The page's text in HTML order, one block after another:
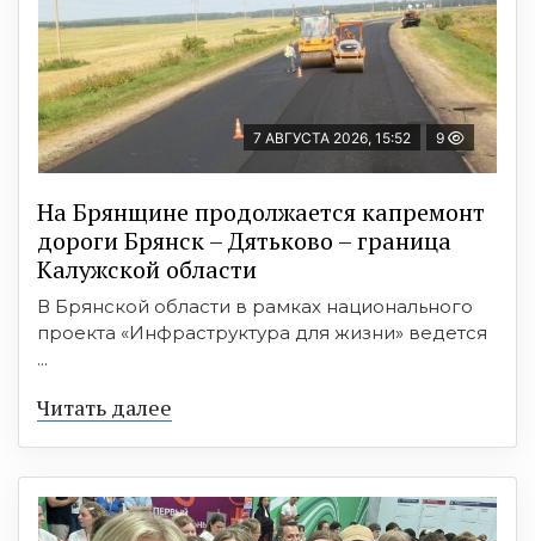
7 АВГУСТА 2026, 15:52 9
На Брянщине продолжается капремонт
дороги Брянск – Дятьково – граница
Калужской области
В Брянской области в рамках национального
проекта «Инфраструктура для жизни» ведется
...
Читать далее